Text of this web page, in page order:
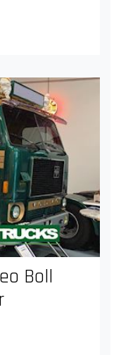
Boll